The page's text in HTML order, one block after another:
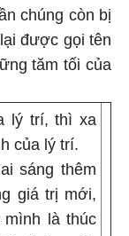
chúng còn bị
được gọi tên
tăm tối của
lý trí, thì xa
của lý trí.
sáng thêm
giá trị mới,
là thúc